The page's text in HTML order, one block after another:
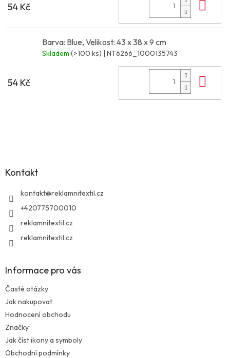
54 Kč
Barva: Blue, Velikost: 43 x 38 x 9 cm
Skladem (>100 ks) | NT6266_1000135743
54 Kč
Kontakt
kontakt@reklamnitextil.cz
+420775700010
reklamnitextil.cz
reklamnitextil.cz
Informace pro vás
Časté otázky
Jak nakupovat
Hodnocení obchodu
Značky
Jak číst ikony a symboly
Obchodní podmínky